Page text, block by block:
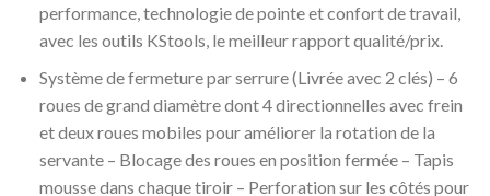
performance, technologie de pointe et confort de travail,
avec les outils KStools, le meilleur rapport qualité/prix.
Système de fermeture par serrure (Livrée avec 2 clés) – 6
roues de grand diamètre dont 4 directionnelles avec frein
et deux roues mobiles pour améliorer la rotation de la
servante – Blocage des roues en position fermée – Tapis
mousse dans chaque tiroir – Perforation sur les côtés pour